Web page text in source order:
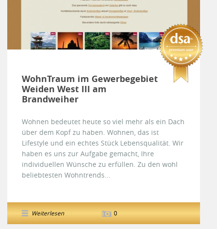
WohnTraum im Gewerbegebiet
Weiden West III am
Brandweiher
Wohnen bedeutet heute so viel mehr als ein Dach
über dem Kopf zu haben. Wohnen, das ist
Lifestyle und ein echtes Stück Lebensqualität. Wir
haben es uns zur Aufgabe gemacht, Ihre
individuellen Wünsche zu erfüllen. Zu den wohl
beliebtesten Wohntrends...
Weiterlesen 0